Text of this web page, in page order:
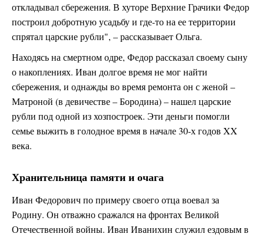
откладывал сбережения. В хуторе Верхние Грачики Федор
построил добротную усадьбу и где-то на ее территории
спрятал царские рубли", – рассказывает Ольга.
Находясь на смертном одре, Федор рассказал своему сыну
о накоплениях. Иван долгое время не мог найти
сбережения, и однажды во время ремонта он с женой –
Матроной (в девичестве – Бородина) – нашел царские
рубли под одной из хозпостроек. Эти деньги помогли
семье выжить в голодное время в начале 30-х годов XX
века.
Хранительница памяти и очага
Иван Федорович по примеру своего отца воевал за
Родину. Он отважно сражался на фронтах Великой
Отечественной войны. Иван Иванихин служил ездовым в